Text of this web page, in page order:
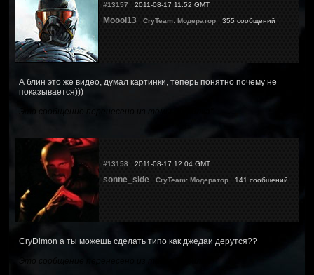
#13157 2011-08-17 11:52 GMT
Moool13 CryTeam: Модератор 355 сообщений
А блин это же видео, думал картинки, теперь понятно почему не
показывается)))
Это сообщение перенесено из темы "
#13158 2011-08-17 12:04 GMT
sonne_side CryTeam: Модератор 141 сообщений
CryDimon а ты можешь сделать типо как джедаи дерутся??